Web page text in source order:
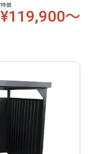
特価
¥119,900～